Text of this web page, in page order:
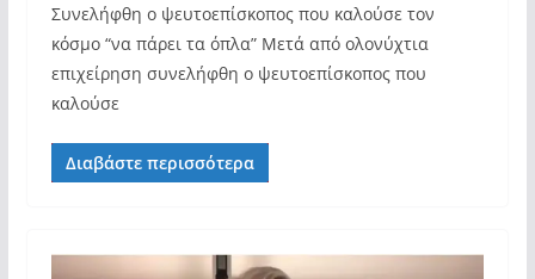
Συνελήφθη ο ψευτοεπίσκοπος που καλούσε τον
κόσμο “να πάρει τα όπλα” Μετά από ολονύχτια
επιχείρηση συνελήφθη ο ψευτοεπίσκοπος που
καλούσε
Διαβάστε περισσότερα